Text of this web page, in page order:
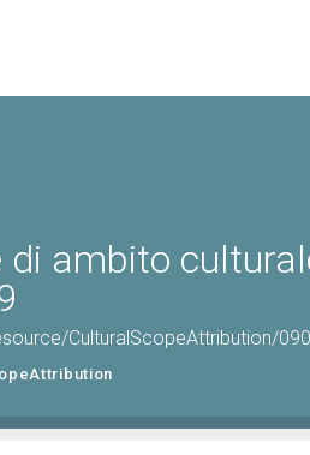
ambito
CulturalScopeAttribution/